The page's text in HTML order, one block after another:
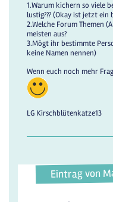
1.Warum kichern so viele
lustig??? (Okay ist jetzt ein
2.Welche Forum Themen
meisten aus?
3.Mögt ihr bestimmte
keine Namen nennen)
Wenn euch noch mehr
LG Kirschblütenkatze13
Eintrag von